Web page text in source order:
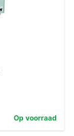
Op voorraad